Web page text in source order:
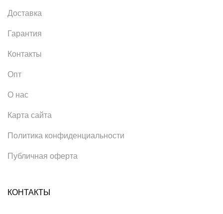
Доставка
Гарантия
Контакты
Опт
О нас
Карта сайта
Политика конфиденциальности
Публичная оферта
КОНТАКТЫ